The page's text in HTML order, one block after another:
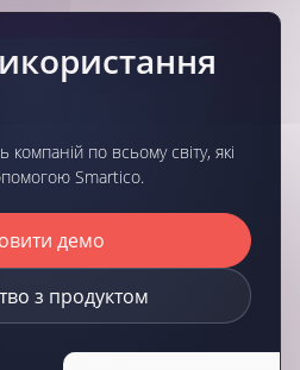
по всьому світу, які
Smartico.
демо
з продуктом